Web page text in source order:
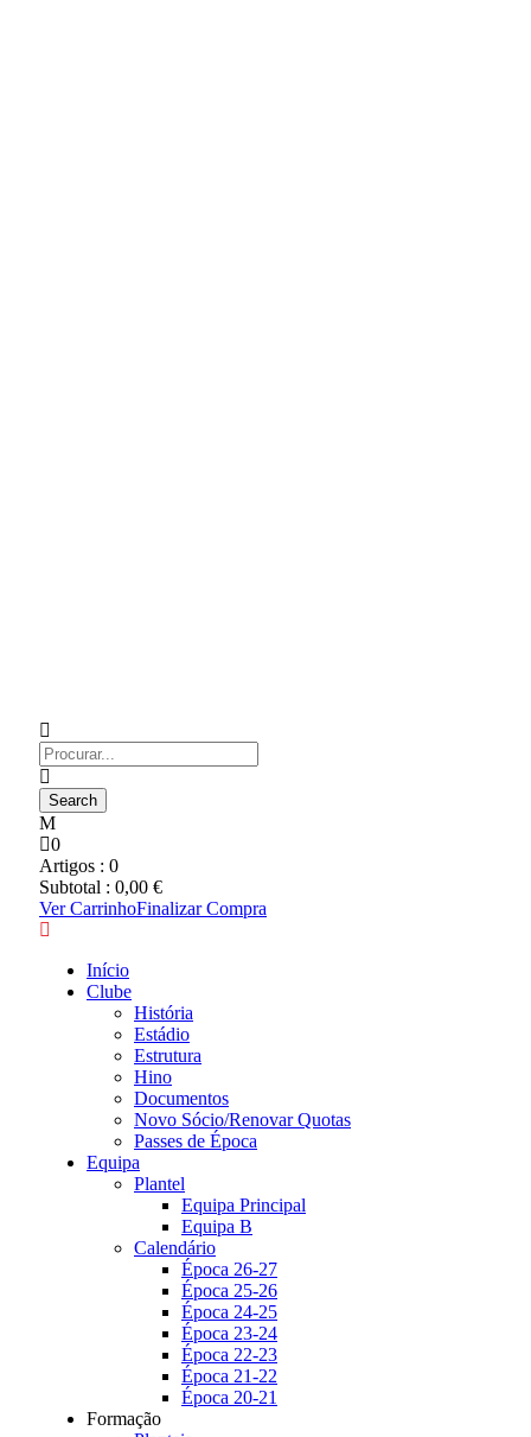
0
Artigos : 0
Subtotal : 0,00 €
Ver CarrinhoFinalizar Compra
Início
Clube
História
Estádio
Estrutura
Hino
Documentos
Novo Sócio/Renovar Quotas
Passes de Época
Equipa
Plantel
Equipa Principal
Equipa B
Calendário
Época 26-27
Época 25-26
Época 24-25
Época 23-24
Época 22-23
Época 21-22
Época 20-21
Formação